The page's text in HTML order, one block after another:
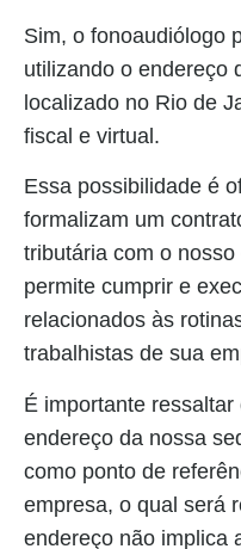
Sim, o fonoaudiólogo
utilizando o endereço
localizado no Rio de
fiscal e virtual.
Essa possibilidade é
formalizam um
tributária com o
permite cumprir e
relacionados às
trabalhistas de sua
É importante
endereço da nossa
como ponto de
empresa, o qual será
endereço não implica